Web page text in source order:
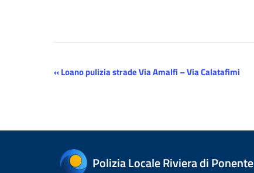
Evento
«Loano pulizia strade Via Amalfi – Via Calatafimi
Polizia Locale Riviera di Ponente